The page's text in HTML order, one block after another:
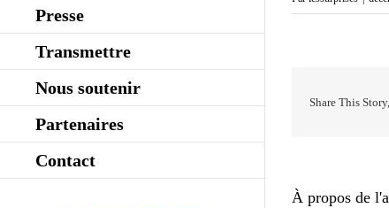
Presse
Transmettre
Nous soutenir
Partenaires
Contact
Share This
À propos de